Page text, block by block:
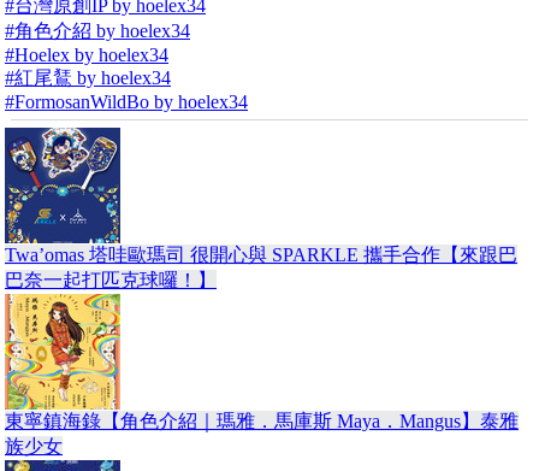
#台灣原創IP by hoelex34
#角色介紹 by hoelex34
#Hoelex by hoelex34
#紅尾鵟 by hoelex34
#FormosanWildBo by hoelex34
Twa’omas 塔哇歐瑪司 很開心與 SPARKLE 攜手合作【來跟巴
巴奈一起打匹克球囉！】
東寧鎮海錄【角色介紹｜瑪雅．馬庫斯 Maya．Mangus】泰雅
族少女